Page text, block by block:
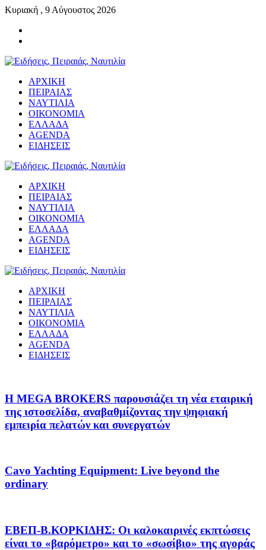
Κυριακή , 9 Αύγουστος 2026
ΑΡΧΙΚΗ
ΠΕΙΡΑΙΑΣ
ΝΑΥΤΙΛΙΑ
ΟΙΚΟΝΟΜΙΑ
ΕΛΛΑΔΑ
AGENDA
ΕΙΔΗΣΕΙΣ
ΑΡΧΙΚΗ
ΠΕΙΡΑΙΑΣ
ΝΑΥΤΙΛΙΑ
ΟΙΚΟΝΟΜΙΑ
ΕΛΛΑΔΑ
AGENDA
ΕΙΔΗΣΕΙΣ
ΑΡΧΙΚΗ
ΠΕΙΡΑΙΑΣ
ΝΑΥΤΙΛΙΑ
ΟΙΚΟΝΟΜΙΑ
ΕΛΛΑΔΑ
AGENDA
ΕΙΔΗΣΕΙΣ
Η MEGA BROKERS παρουσιάζει τη νέα εταιρική
της ιστοσελίδα, αναβαθμίζοντας την ψηφιακή
εμπειρία πελατών και συνεργατών
Cavo Yachting Equipment: Live beyond the
ordinary
EΒΕΠ-Β.ΚΟΡΚΙΔΗΣ: Οι καλοκαιρινές εκπτώσεις
είναι το «βαρόμετρο» και το «σωσίβιο» της αγοράς